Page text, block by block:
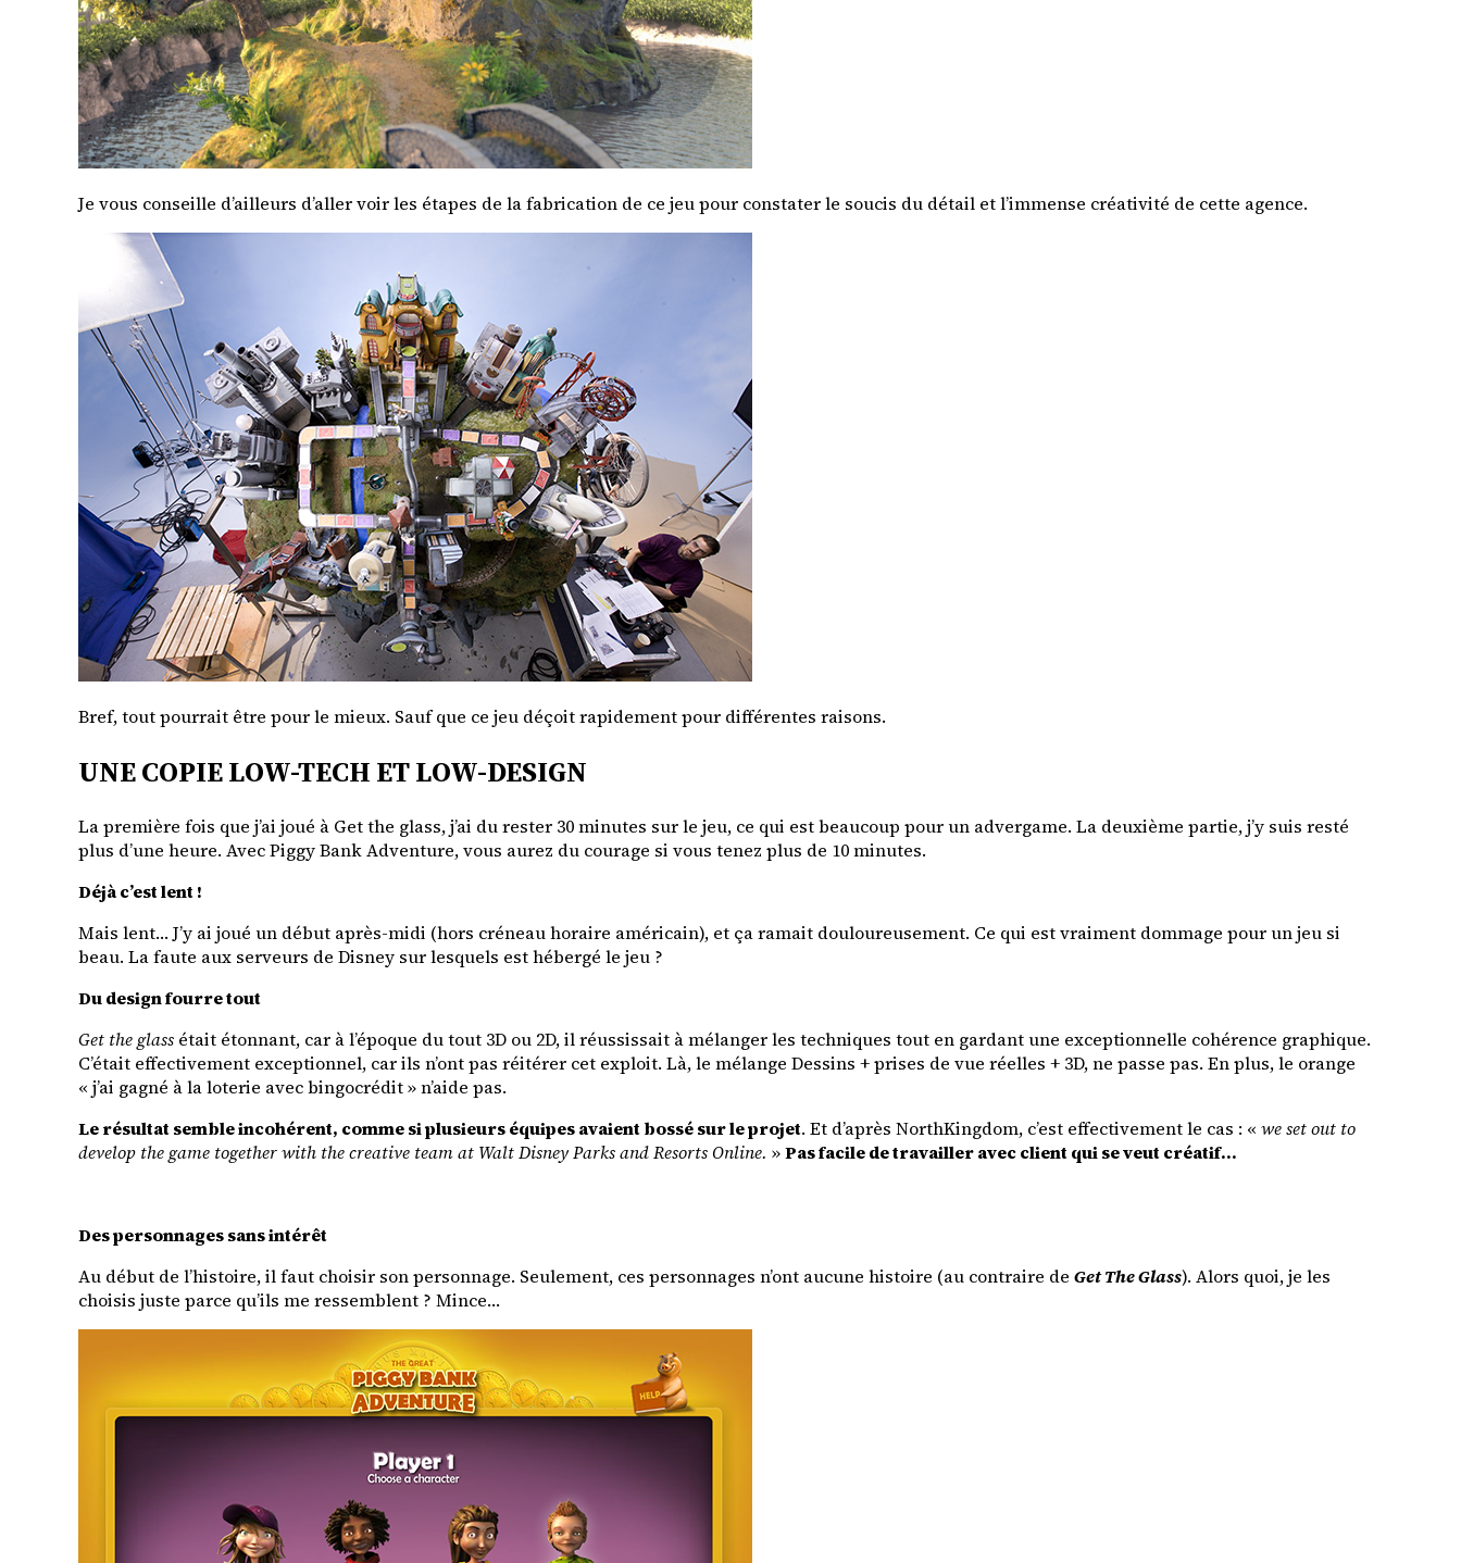
Je vous conseille d’ailleurs d’aller voirles étapes de la fabrication de ce jeupour constater le soucis du détail et l’immense créativité de cette agence.
Bref, tout pourrait être pour le mieux. Sauf que ce jeu déçoit rapidement pour différentes raisons.
UNE COPIE LOW-TECH ET LOW-DESIGN
La première fois que j’ai joué à Get the glass, j’ai du rester 30 minutes sur le jeu, ce qui est beaucoup pour un advergame. La deuxième partie, j’y suis resté
plus d’une heure. Avec Piggy Bank Adventure, vous aurez du courage si vous tenez plus de 10 minutes.
Déjà c’est lent !
Mais lent… J’y ai joué un début après-midi (hors créneau horaire américain), et ça ramait douloureusement. Ce qui est vraiment dommage pour un jeu si
beau. La faute aux serveurs de Disney sur lesquels est hébergé le jeu ?
Du design fourre tout
Get the glass était étonnant, car à l’époque du tout 3D ou 2D, il réussissait à mélanger les techniques tout en gardant une exceptionnelle cohérence graphique.
C’était effectivement exceptionnel, car ils n’ont pas réitérer cet exploit. Là, le mélange Dessins + prises de vue réelles + 3D, ne passe pas. En plus, le orange
« j’ai gagné à la loterie avec bingocrédit » n’aide pas.
Le résultat semble incohérent, comme si plusieurs équipes avaient bossé sur le projet. Et d’après NorthKingdom, c’est effectivement le cas : « we set out to
develop the game together with the creative team at Walt Disney Parks and Resorts Online. »Pas facile de travailler avec client qui se veut créatif…
Des personnages sans intérêt
Au début de l’histoire, il faut choisir son personnage. Seulement, ces personnages n’ont aucune histoire (au contraire de Get The Glass). Alors quoi, je les
choisis juste parce qu’ils me ressemblent ? Mince…